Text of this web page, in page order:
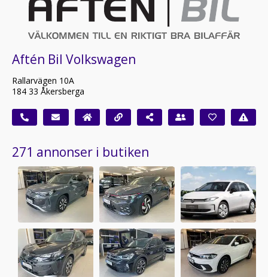
Aftén Bil Volkswagen
Rallarvägen 10A
184 33 Åkersberga
271 annonser i butiken